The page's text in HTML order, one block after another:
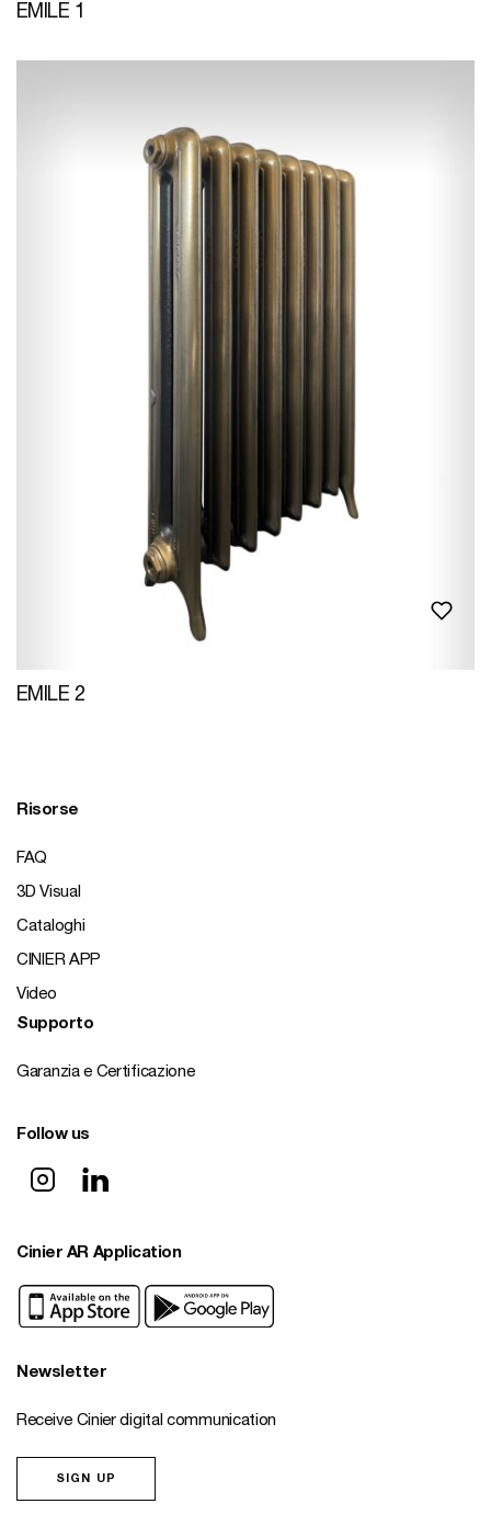
EMILE 1
EMILE 2
Risorse
FAQ
3D Visual
Cataloghi
CINIER APP
Video
Supporto
Garanzia e Certificazione
Follow us
Cinier AR Application
Newsletter
Receive Cinier digital communication
SIGN UP